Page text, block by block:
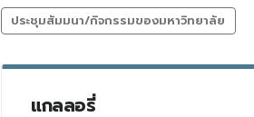
ประชุมสัมมนา/กิจกรรมของมหาวิทยาลัย
แกลลอรี่